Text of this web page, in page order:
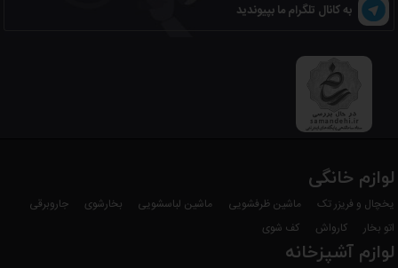
به کانال تلگرام ما بپیوندید
لوازم خانگی
یخچال و فریزر تک ماشین ظرفشویی ماشین لباسشویی بخارشوی
جاروبرقی
اتو بخار
کارواش کف شوی
لوازم آشپزخانه